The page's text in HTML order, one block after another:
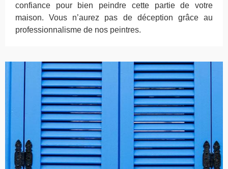
confiance pour bien peindre cette partie de votre
maison. Vous n’aurez pas de déception grâce au
professionnalisme de nos peintres.